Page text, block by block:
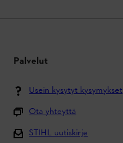
Palvelut
Usein kysytyt kysymykset
Ota yhteyttä
STIHL uutiskirje